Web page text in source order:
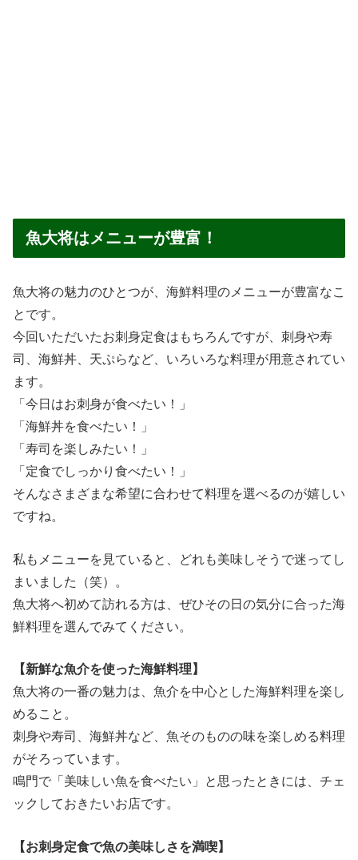
魚大将はメニューが豊富！
魚大将の魅力のひとつが、海鮮料理のメニューが豊富なこ
とです。
今回いただいたお刺身定食はもちろんですが、刺身や寿
司、海鮮丼、天ぷらなど、いろいろな料理が用意されてい
ます。
「今日はお刺身が食べたい！」
「海鮮丼を食べたい！」
「寿司を楽しみたい！」
「定食でしっかり食べたい！」
そんなさまざまな希望に合わせて料理を選べるのが嬉しい
ですね。
私もメニューを見ていると、どれも美味しそうで迷ってし
まいました（笑）。
魚大将へ初めて訪れる方は、ぜひその日の気分に合った海
鮮料理を選んでみてください。
【新鮮な魚介を使った海鮮料理】
魚大将の一番の魅力は、魚介を中心とした海鮮料理を楽し
めること。
刺身や寿司、海鮮丼など、魚そのものの味を楽しめる料理
がそろっています。
鳴門で「美味しい魚を食べたい」と思ったときには、チェ
ックしておきたいお店です。
【お刺身定食で魚の美味しさを満喫】